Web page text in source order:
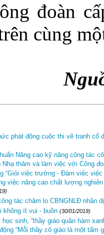
đoàn
cùng
phát động cuộc thi vẽ tranh cổ
Nâng cao kỹ năng công tác
thăm và làm việc với Công
“Giỏi việc trường - Đảm việc việc
việc nâng cao chất lượng
tác chăm lo CBNGNLĐ nhân
không ít vui - buồn (30/01/2019)
sinh, ''thầy giáo quân hàm
“Mỗi thầy cô giáo là một tấm